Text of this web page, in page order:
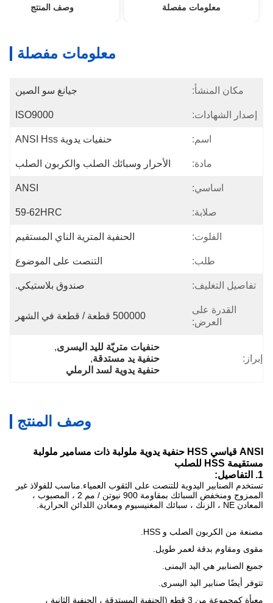
معلومات مفصلة وصف المنتج
معلومات مفصلة
مكان المنشأ: جيانغ سو الصين
إصدار الشهادات: ISO9000
اسم: حنفيات يدوية ANSI Hss
مادة: الأحرار وسبائك الصلب والكربون الصلب
اساسي: ANSI
صلابة: 59-62HRC
الفلوت: الحنفية المترية الناي المستقيم
طلب: التنصت على الموضوع
تفاصيل التغليف: صندوق بلاستيكي.
القدرة على
العرض:
500000 قطعة / قطعة في الشهر
إبراز:
حنفيات متريّة لليد اليسرى,
حنفية يد مستدقة,
حنفية يدوية لسد الرملي
وصف المنتج
ANSI قياسي HSS حنفية يدوية ملولبة ذات مسامير ملولبة
مستقيمة HSS للصلب
1. التفاصيل:
تستخدم الصنابير اليدوية للتنصت على الثقوب العمياء.مناسب للفولاذ غير
الممزوج ومنخفض السبائك بمقاومة 900 نيوتن / مم 2 ، المصبوب ،
المعادن NE ، الزنك ، سبائك المغنيسيوم ومعادن اللدائن الحرارية.
مصنعة من الكربون الصلب و HSS.
مقوى ومقاوم بدقة لعمر طويل.
جميع الصنابير هي اليد اليمنى.
تتوفر أيضًا صنابير اليد اليسرى.
معبأة كمجموعة من 3 قطع (الحنفية المستدقة ، الحنفية الثانية ،